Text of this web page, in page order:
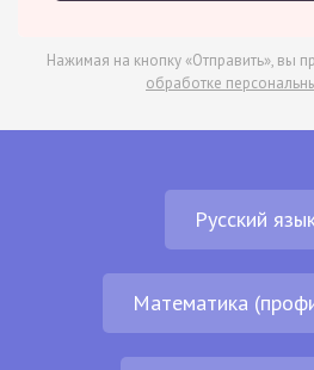
Нажимая на кнопку «Отправить», вы
обработке
Русский
Математика